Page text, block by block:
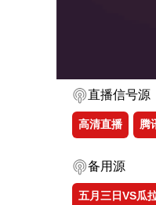
直播信号源
高清直播 腾
备用源
五月三日VS瓜